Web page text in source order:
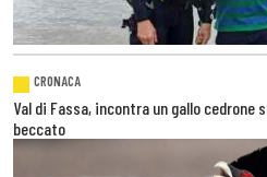
CRONACA
Val di Fassa, incontra un gallo
beccato